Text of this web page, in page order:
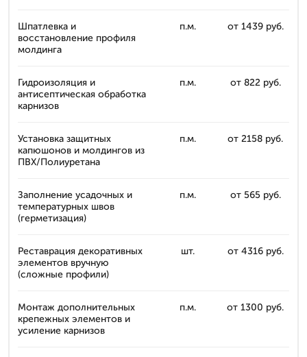
Шпатлевка и
восстановление профиля
молдинга
п.м. от 1439 руб.
Гидроизоляция и
антисептическая обработка
карнизов
п.м. от 822 руб.
Установка защитных
капюшонов и молдингов из
ПВХ/Полиуретана
п.м. от 2158 руб.
Заполнение усадочных и
температурных швов
(герметизация)
п.м. от 565 руб.
Реставрация декоративных
элементов вручную
(сложные профили)
шт. от 4316 руб.
Монтаж дополнительных
крепежных элементов и
усиление карнизов
п.м. от 1300 руб.